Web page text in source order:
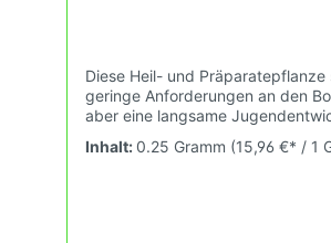
Diese Heil- und Präparatepflanze
geringe Anforderungen an den
aber eine langsame
echte Kamille ist winterhart und
Der deutsche Name Kamille
Inhalt: 0.25 Gramm (15,96 €* / 1